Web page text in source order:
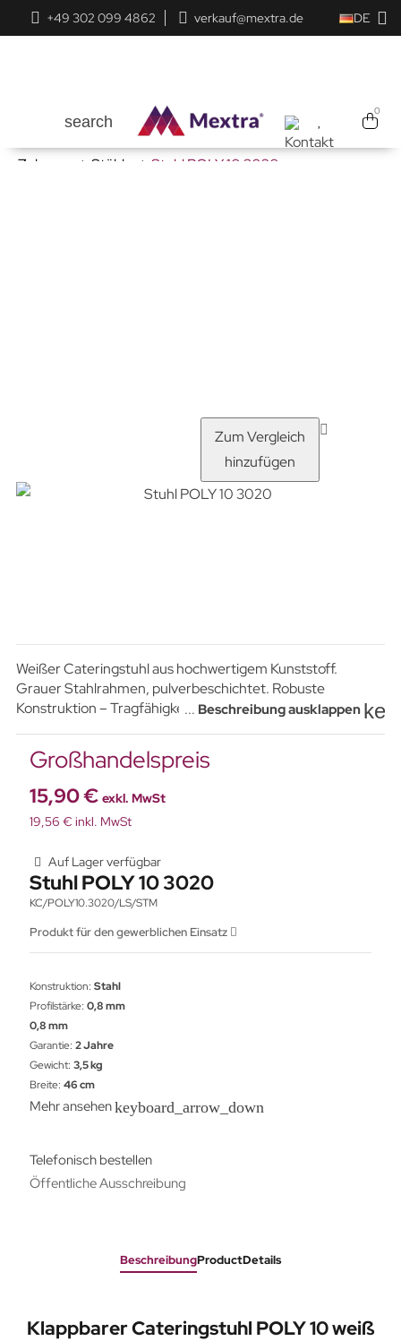
+49 302 099 4862 verkauf@mextra.de DE
search
0
Zuhause Stühle Stuhl POLY 10 3020
Zum Vergleich
hinzufügen
Weißer Cateringstuhl aus hochwertigem Kunststoff.
Grauer Stahlrahmen, pulverbeschichtet. Robuste
Konstruktion – Tragfähigkeit bis 120 kg. Stapelbar bis zu 50
... Beschreibung ausklappen
Großhandelspreis
15,90 € exkl. MwSt
19,56 € inkl. MwSt
Auf Lager verfügbar
Stuhl POLY 10 3020
KC/POLY10.3020/LS/STM
Produkt für den gewerblichen Einsatz
Konstruktion: Stahl
Profilstärke: 0,8 mm
0,8 mm
Garantie: 2 Jahre
Gewicht: 3,5 kg
Breite: 46 cm
Mehr ansehenkeyboard_arrow_down
Telefonisch bestellen
Öffentliche Ausschreibung
BeschreibungProductDetails
Klappbarer Cateringstuhl POLY 10 weiß